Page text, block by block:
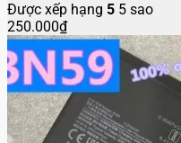
Được xếp hạng 5 5 sao
250.000₫